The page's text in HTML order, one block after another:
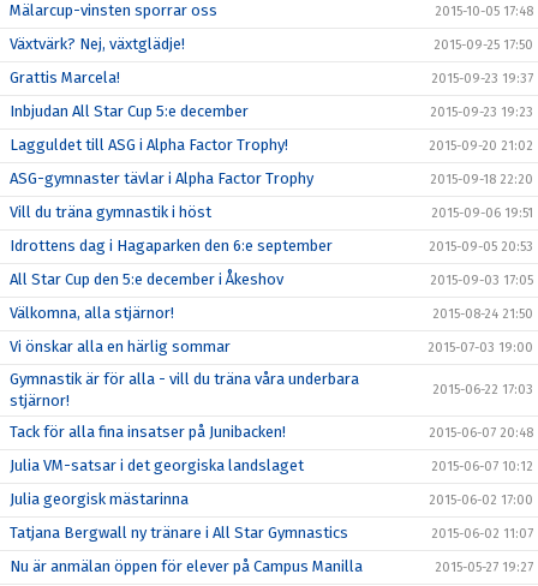
Mälarcup-vinsten sporrar oss 2015-10-05 17:48
Växtvärk? Nej, växtglädje! 2015-09-25 17:50
Grattis Marcela! 2015-09-23 19:37
Inbjudan All Star Cup 5:e december 2015-09-23 19:23
Lagguldet till ASG i Alpha Factor Trophy! 2015-09-20 21:02
ASG-gymnaster tävlar i Alpha Factor Trophy 2015-09-18 22:20
Vill du träna gymnastik i höst 2015-09-06 19:51
Idrottens dag i Hagaparken den 6:e september 2015-09-05 20:53
All Star Cup den 5:e december i Åkeshov 2015-09-03 17:05
Välkomna, alla stjärnor! 2015-08-24 21:50
Vi önskar alla en härlig sommar 2015-07-03 19:00
Gymnastik är för alla - vill du träna våra underbara
stjärnor!
2015-06-22 17:03
Tack för alla fina insatser på Junibacken! 2015-06-07 20:48
Julia VM-satsar i det georgiska landslaget 2015-06-07 10:12
Julia georgisk mästarinna 2015-06-02 17:00
Tatjana Bergwall ny tränare i All Star Gymnastics 2015-06-02 11:07
Nu är anmälan öppen för elever på Campus Manilla 2015-05-27 19:27